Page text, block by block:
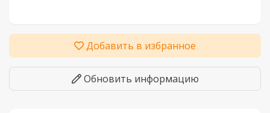
Добавить в избранное
Обновить информацию